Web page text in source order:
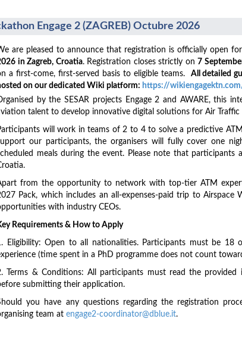
Engage 2 (ZAGREB) Octubre 2026
are pleased to announce that registration is officially open
in Zagreb, Croatia. Registration closes strictly on 7
a first-come, first-served basis to eligible teams. All detailed
on our dedicated Wiki platform: https://
by the SESAR projects Engage 2 and AWARE, this
talent to develop innovative digital solutions for Air Traffic
will work in teams of 2 to 4 to solve a predictive
our participants, the organisers will fully cover one
meals during the event. Please note that
from the opportunity to network with top-tier ATM
Pack, which includes an all-expenses-paid trip to Airspace
with industry CEOs.
Requirements & How to Apply
Eligibility: Open to all nationalities. Participants must be
(time spent in a PhD programme does not count
Terms & Conditions: All participants must read the
submitting their application.
you have any questions regarding the registration
team at engage2-coordinator@dblue.it.